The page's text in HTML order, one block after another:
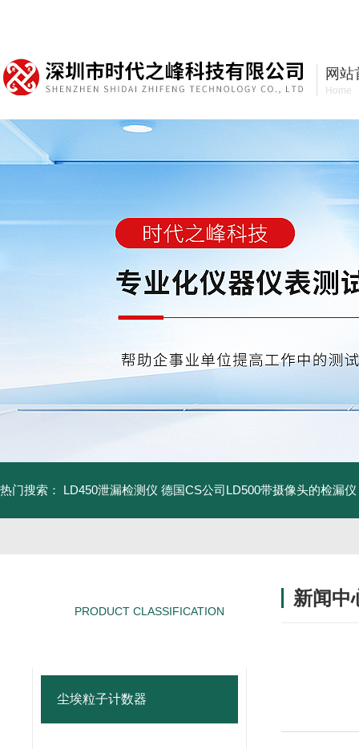
网站
Home
热门搜索： LD450泄漏检测仪 德国CS公司LD500带摄像头的检漏仪
PRODUCT CLASSIFICATION
尘埃粒子计数器
新闻中